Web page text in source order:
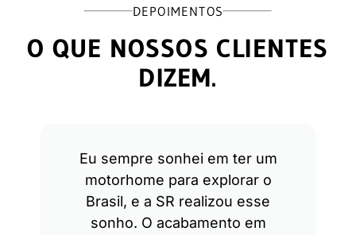
DEPOIMENTOS
O QUE NOSSOS CLIENTES
DIZEM.
Eu sempre sonhei em ter um
motorhome para explorar o
Brasil, e a SR realizou esse
sonho. O acabamento em